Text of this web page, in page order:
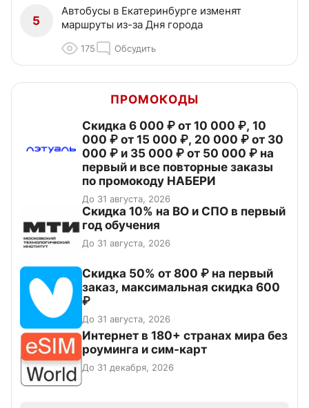
5
Автобусы в Екатеринбурге изменят
маршруты из-за Дня города
175 Обсудить
ПРОМОКОДЫ
Скидка 6 000 ₽ от 10 000 ₽, 10
000 ₽ от 15 000 ₽, 20 000 ₽ от 30
000 ₽ и 35 000 ₽ от 50 000 ₽ на
первый и все повторные заказы
по промокоду НАБЕРИ
До 31 августа, 2026
Скидка 10% на ВО и СПО в первый
год обучения
До 31 августа, 2026
Скидка 50% от 800 ₽ на первый
заказ, максимальная скидка 600
₽
До 31 августа, 2026
Интернет в 180+ странах мира без
роуминга и сим-карт
До 31 декабря, 2026